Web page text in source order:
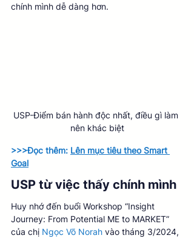
chính mình dễ dàng hơn.
USP-Điểm bán hành độc nhất, điều gì làm
nên khác biệt
>>>Đọc thêm: Lên mục tiêu theo Smart
Goal
USP từ việc thấy chính mình
Huy nhớ đến buổi Workshop “Insight
Journey: From Potential ME to MARKET”
của chị Ngọc Võ Norah vào tháng 3/2024,